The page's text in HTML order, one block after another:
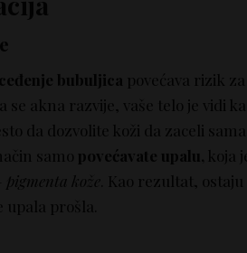
ceđenje bubuljica povećava rizik
se akna razvije, vaše telo je vidi
da dozvolite koži da zaceli
samo povećavate upalu, koja
pigmenta kože . Kao rezultat,
upala prošla.